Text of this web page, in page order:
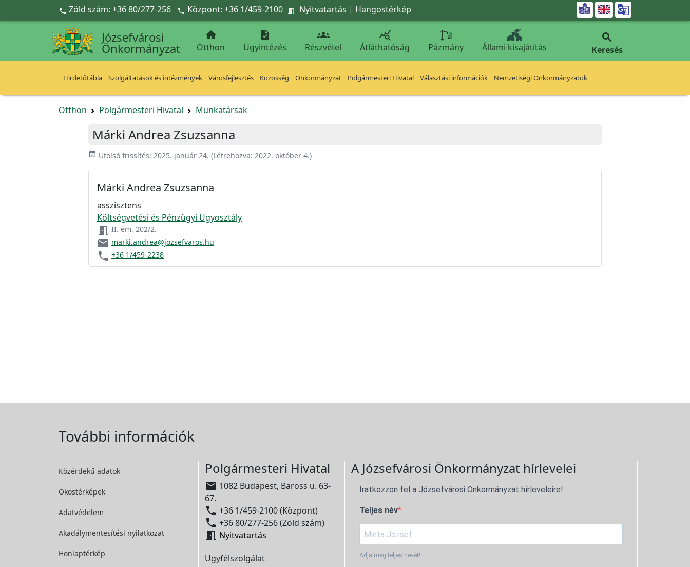
Ugrás a fő tartalomra
 Zöld szám: +36 80/277-256  Központ: +36 1/459-2100  Nyitvatartás | Hangostérkép 
Józsefvárosi
Önkormányzat

Otthon

Ügyintézés

Részvétel

Átláthatóság Pázmány Állami kisajátítás

Keresés
Hirdetőtábla Szolgáltatások és intézmények Városfejlesztés Közösség Önkormányzat Polgármesteri Hivatal Választási információk Nemzetiségi Önkormányzatok
Otthon Polgármesteri Hivatal Munkatársak
Márki Andrea Zsuzsanna
event_available Utolsó frissítés: 2025. január 24. (Létrehozva: 2022. október 4.)
Márki Andrea Zsuzsanna
asszisztens
Költségvetési és Pénzügyi Ügyosztály
meeting_room II. em. 202/2.
email marki.andrea@jozsefvaros.hu
phone +36 1/459-2238
További információk
Közérdekű adatok
Okostérképek
Adatvédelem
Akadálymentesítési nyilatkozat
Honlaptérkép
Polgármesteri Hivatal
 1082 Budapest, Baross u. 63-
67.
 +36 1/459-2100 (Központ)
 +36 80/277-256 (Zöld szám)
 Nyitvatartás
Ügyfélszolgálat
A Józsefvárosi Önkormányzat hírlevelei
Iratkozzon fel a Józsefvárosi Önkormányzat hírleveleire!
Teljes név
Adja meg teljes nevét!